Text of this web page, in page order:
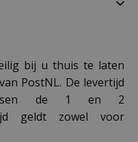
bij u thuis te laten
PostNL. De levertijd
de 1 en 2
geldt zowel voor